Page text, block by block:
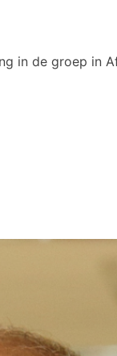
in de groep in